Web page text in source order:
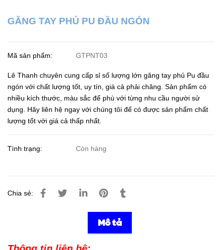
GĂNG TAY PHỦ PU ĐẦU NGÓN
Mã sản phẩm: GTPNT03
Lê Thanh chuyên cung cấp sỉ số lượng lớn găng tay phủ Pu đầu
ngón với chất lượng tốt, uy tín, giá cả phải chăng. Sản phẩm có
nhiều kích thước, màu sắc để phù với từng nhu cầu người sử
dụng. Hãy liên hệ ngay với chúng tôi để có được sản phẩm chất
lượng tốt với giá cả thấp nhất.
Tình trạng: Còn hàng
Chia sẻ:
Mô tả